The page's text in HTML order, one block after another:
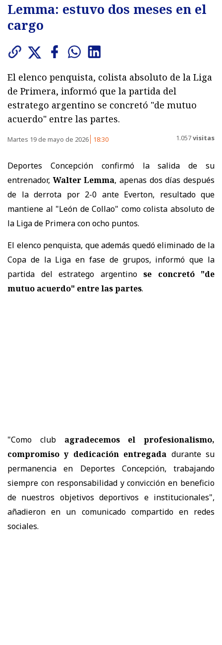
Lemma: estuvo dos meses en el
cargo
El elenco penquista, colista absoluto de la Liga
de Primera, informó que la partida del
estratego argentino se concretó "de mutuo
acuerdo" entre las partes.
Martes 19 de mayo de 2026 18:30 1.057visitas
Deportes Concepción confirmó la salida de su
entrenador,Walter Lemma, apenas dos días después
de la derrota por 2-0 ante Everton, resultado que
mantiene al "León de Collao" como colista absoluto de
la Liga de Primera con ocho puntos.
El elenco penquista, que además quedó eliminado de la
Copa de la Liga en fase de grupos, informó que la
partida del estratego argentino se concretó "de
mutuo acuerdo" entre las partes.
"Como clubagradecemos el profesionalismo,
compromiso y dedicación entregada durante su
permanencia en Deportes Concepción, trabajando
siempre con responsabilidad y convicción en beneficio
de nuestros objetivos deportivos e institucionales",
añadieron en un comunicado compartido en redes
sociales.